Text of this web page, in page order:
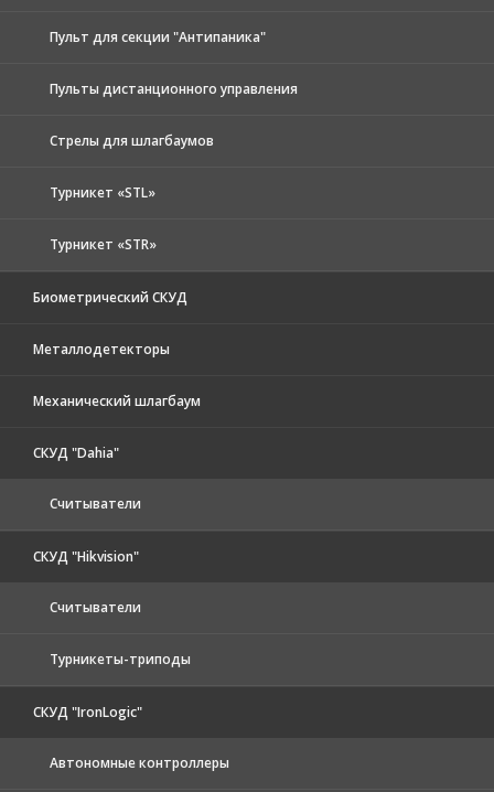
Пульт для секции "Антипаника"
Пульты дистанционного управления
Стрелы для шлагбаумов
Турникет «STL»
Турникет «STR»
Биометрический СКУД
Металлодетекторы
Механический шлагбаум
СКУД "Dahia"
Считыватели
СКУД "Hikvision"
Считыватели
Турникеты-триподы
СКУД "IronLogic"
Автономные контроллеры